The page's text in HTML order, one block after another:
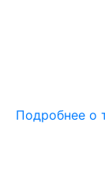
Подробнее о